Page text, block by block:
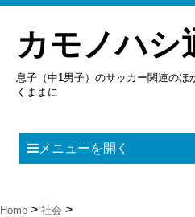
カモノハシ
息子（中1男子）のサッカー関連のほ
くままに
メニューを開く
Home 社会